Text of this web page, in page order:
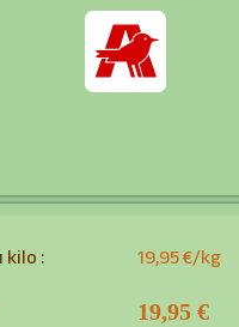
kilo : 19,95 €/kg
19,95 €